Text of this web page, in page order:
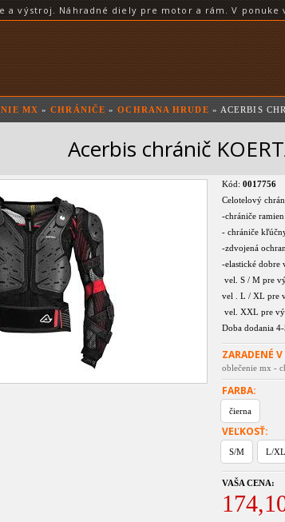
a výstroj. Náhradné diely pre motor a rám. V ponuke
MX »CHRÁNIČE »OCHRANA HRUDE » ACERBIS
Acerbis chránič
Kód: 0017756
Celotelový
-chrániče
- chrániče
-zdvojená
-elastické dobre
vel. S / M pre
vel . L / XL pre
vel. XXL pre
Doba dodania 4-
ZARADENÉ
oblečenie mx -
FARBA:
čierna
VEĽKOSŤ:
S/M L/XL
VAŠA CENA: